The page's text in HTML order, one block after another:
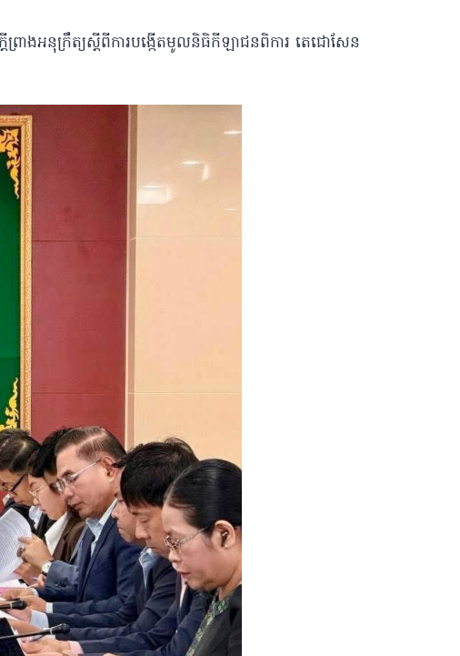
រាងអនុក្រឹត្យស្តីពីការបង្កើតមូលនិធិកីឡាជនពិការ តេជោសែន